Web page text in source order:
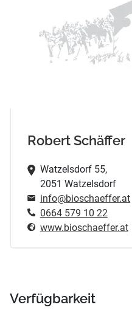
Robert Schäffer
Watzelsdorf 55,
2051 Watzelsdorf
info@bioschaeffer.at
0664 579 10 22
www.bioschaeffer.at
Verfügbarkeit